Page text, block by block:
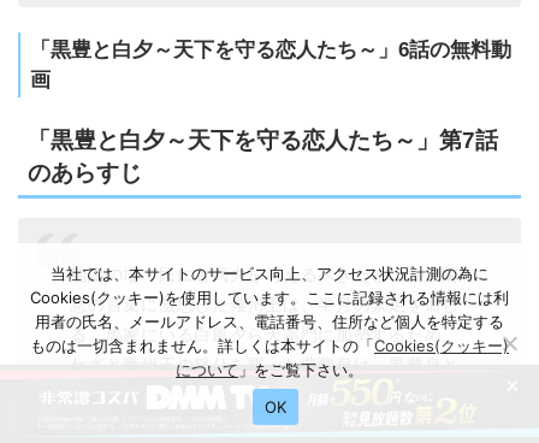
「黒豊と白夕～天下を守る恋人たち～」6話の無料動
画
「黒豊と白夕～天下を守る恋人たち～」第7話
のあらすじ
朝議の場で民にも武力を与えるべきだという豊蘭
息の言葉に激怒した雍州王は、半月の禁足を命じ
る。馬家にいる白風夕ら天霜門に加勢するため、
わざと雍州王の怒りを買った豊蘭息は、黒豊息と
して急いで冀州へ向かう。
当社では、本サイトのサービス向上、アクセス状況計測の為に
Cookies(クッキー)を使用しています。ここに記録される情報には利
用者の氏名、メールアドレス、電話番号、住所など個人を特定する
ものは一切含まれません。詳しくは本サイトの「Cookies(クッキー)
について 」をご覧下さい。
OK